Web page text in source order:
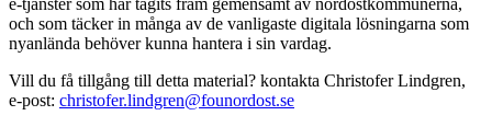
e-tjänster som har tagits fram gemensamt av nordostkommunerna,
och som täcker in många av de vanligaste digitala lösningarna som
nyanlända behöver kunna hantera i sin vardag.
Vill du få tillgång till detta material? kontakta Christofer Lindgren,
e-post: christofer.lindgren@founordost.se